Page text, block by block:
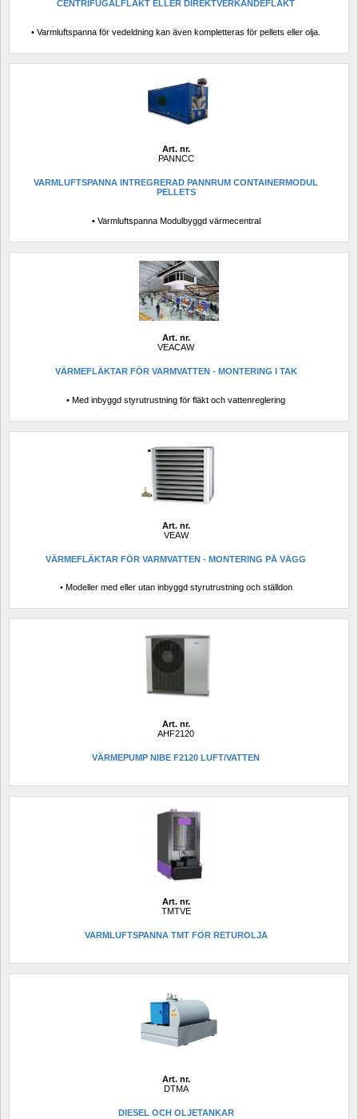
CENTRIFUGALFLÄKT ELLER DIREKTVERKANDEFLÄKT
• Varmluftspanna för vedeldning kan även kompletteras för pellets eller olja.
Art. nr.
PANNCC
VARMLUFTSPANNA INTREGRERAD PANNRUM CONTAINERMODUL
PELLETS
• Varmluftspanna Modulbyggd värmecentral
Art. nr.
VEACAW
VÄRMEFLÄKTAR FÖR VARMVATTEN - MONTERING I TAK
• Med inbyggd styrutrustning för fläkt och vattenreglering
Art. nr.
VEAW
VÄRMEFLÄKTAR FÖR VARMVATTEN - MONTERING PÅ VÄGG
• Modeller med eller utan inbyggd styrutrustning och ställdon
Art. nr.
AHF2120
VÄRMEPUMP NIBE F2120 LUFT/VATTEN
Art. nr.
TMTVE
VARMLUFTSPANNA TMT FÖR RETUROLJA
Art. nr.
DTMA
DIESEL OCH OLJETANKAR